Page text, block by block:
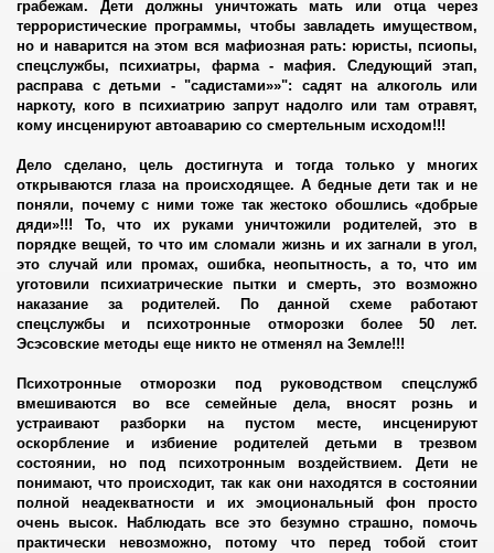
грабежам. Дети должны уничтожать мать или отца через
террористические программы, чтобы завладеть имуществом,
но и наварится на этом вся мафиозная рать: юристы, псиопы,
спецслужбы, психиатры, фарма - мафия. Следующий этап,
расправа с детьми - "садистами»»": садят на алкоголь или
наркоту, кого в психиатрию запрут надолго или там отравят,
кому инсценируют автоаварию со смертельным исходом!!!
Дело сделано, цель достигнута и тогда только у многих
открываются глаза на происходящее. А бедные дети так и не
поняли, почему с ними тоже так жестоко обошлись «добрые
дяди»!!! То, что их руками уничтожили родителей, это в
порядке вещей, то что им сломали жизнь и их загнали в угол,
это случай или промах, ошибка, неопытность, а то, что им
уготовили психиатрические пытки и смерть, это возможно
наказание за родителей. По данной схеме работают
спецслужбы и психотронные отморозки более 50 лет.
Эсэсовские методы еще никто не отменял на Земле!!!
Психотронные отморозки под руководством спецслужб
вмешиваются во все семейные дела, вносят рознь и
устраивают разборки на пустом месте, инсценируют
оскорбление и избиение родителей детьми в трезвом
состоянии, но под психотронным воздействием. Дети не
понимают, что происходит, так как они находятся в состоянии
полной неадекватности и их эмоциональный фон просто
очень высок. Наблюдать все это безумно страшно, помочь
практически невозможно, потому что перед тобой стоит